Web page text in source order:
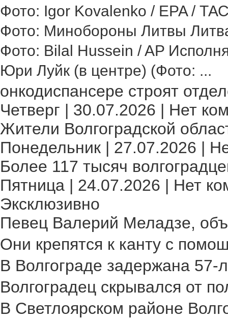
Фото: Igor Kovalenko / EPA /
Фото: Минобороны Литвы
Фото: Bilal Hussein / AP
Юри Луйк (в центре) (Фото: ...
онкодиспансере строят
Четверг | 30.07.2026 | Нет
Жители Волгоградской
Понедельник | 27.07.2026 |
Более 117 тысяч
Пятница | 24.07.2026 | Нет
Эксклюзивно
Певец Валерий Меладзе,
Они крепятся к канту с
В Волгограде задержана 57-
Волгоградец скрывался от
В Светлоярском районе